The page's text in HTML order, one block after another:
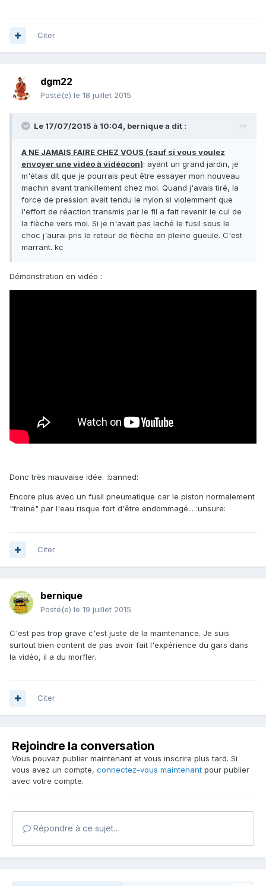
Citer
dgm22
Posté(e) le 18 juillet 2015
Le 17/07/2015 à 10:04, bernique a dit :
A NE JAMAIS FAIRE CHEZ VOUS (sauf si vous voulez
envoyer une vidéo à vidéocon): ayant un grand jardin, je
m'étais dit que je pourrais peut être essayer mon nouveau
machin avant trankillement chez moi. Quand j'avais tiré, la
force de pression avait tendu le nylon si violemment que
l'effort de réaction transmis par le fil a fait revenir le cul de
la flèche vers moi. Si je n'avait pas laché le fusil sous le
choc j'aurai pris le retour de flèche en pleine gueule. C'est
marrant. kc
Démonstration en vidéo :
Donc très mauvaise idée. :banned:
Encore plus avec un fusil pneumatique car le piston normalement
"freiné" par l'eau risque fort d'être endommagé... :unsure:
Citer
bernique
Posté(e) le 19 juillet 2015
C'est pas trop grave c'est juste de la maintenance. Je suis
surtout bien content de pas avoir fait l'expérience du gars dans
la vidéo, il a du morfler.
Citer
Rejoindre la conversation
Vous pouvez publier maintenant et vous inscrire plus tard. Si
vous avez un compte, connectez-vous maintenant pour publier
avec votre compte.
Répondre à ce sujet…